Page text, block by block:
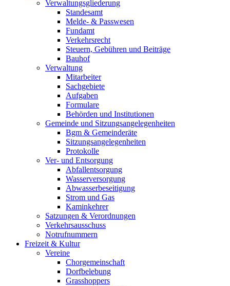
Verwaltungsgliederung
Standesamt
Melde- & Passwesen
Fundamt
Verkehrsrecht
Steuern, Gebühren und Beiträge
Bauhof
Verwaltung
Mitarbeiter
Sachgebiete
Aufgaben
Formulare
Behörden und Institutionen
Gemeinde und Sitzungsangelegenheiten
Bgm & Gemeinderäte
Sitzungsangelegenheiten
Protokolle
Ver- und Entsorgung
Abfallentsorgung
Wasserversorgung
Abwasserbeseitigung
Strom und Gas
Kaminkehrer
Satzungen & Verordnungen
Verkehrsausschuss
Notrufnummern
Freizeit & Kultur
Vereine
Chorgemeinschaft
Dorfbelebung
Grasshoppers